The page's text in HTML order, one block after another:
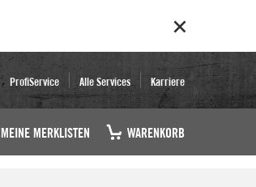
ProfiService Alle Services Karriere
MEINE MERKLISTEN WARENKORB